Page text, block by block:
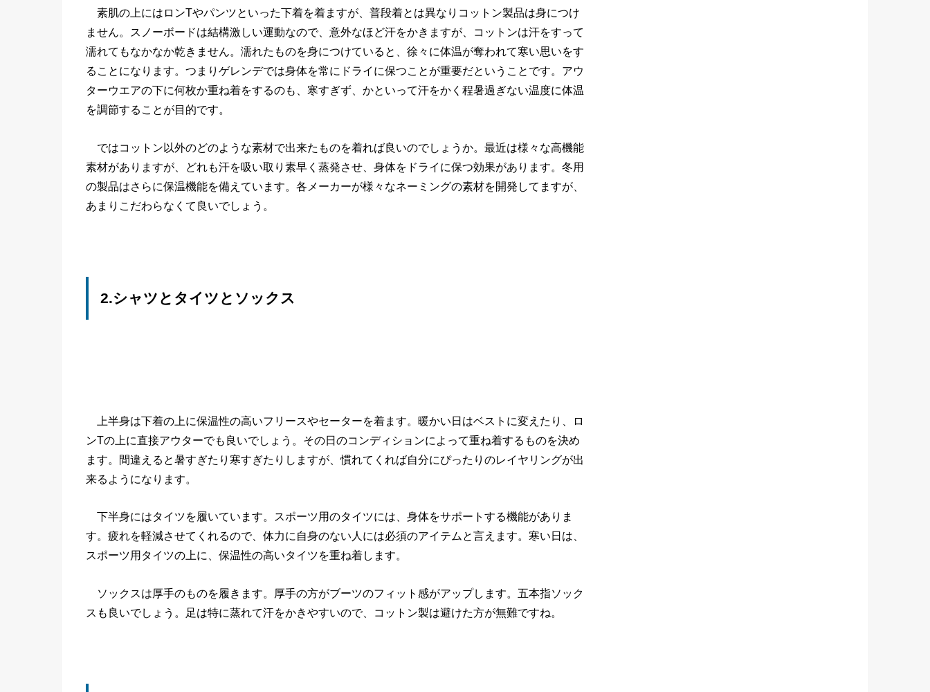
素肌の上にはロンTやパンツといった下着を着ますが、普段着とは異なりコットン製品は身につけ
ません。スノーボードは結構激しい運動なので、意外なほど汗をかきますが、コットンは汗をすって
濡れてもなかなか乾きません。濡れたものを身につけていると、徐々に体温が奪われて寒い思いをす
ることになります。つまりゲレンデでは身体を常にドライに保つことが重要だということです。アウ
ターウエアの下に何枚か重ね着をするのも、寒すぎず、かといって汗をかく程暑過ぎない温度に体温
を調節することが目的です。
ではコットン以外のどのような素材で出来たものを着れば良いのでしょうか。最近は様々な高機能
素材がありますが、どれも汗を吸い取り素早く蒸発させ、身体をドライに保つ効果があります。冬用
の製品はさらに保温機能を備えています。各メーカーが様々なネーミングの素材を開発してますが、
あまりこだわらなくて良いでしょう。
2.シャツとタイツとソックス
上半身は下着の上に保温性の高いフリースやセーターを着ます。暖かい日はベストに変えたり、ロ
ンTの上に直接アウターでも良いでしょう。その日のコンディションによって重ね着するものを決め
ます。間違えると暑すぎたり寒すぎたりしますが、慣れてくれば自分にぴったりのレイヤリングが出
来るようになります。
下半身にはタイツを履いています。スポーツ用のタイツには、身体をサポートする機能がありま
す。疲れを軽減させてくれるので、体力に自身のない人には必須のアイテムと言えます。寒い日は、
スポーツ用タイツの上に、保温性の高いタイツを重ね着します。
ソックスは厚手のものを履きます。厚手の方がブーツのフィット感がアップします。五本指ソック
スも良いでしょう。足は特に蒸れて汗をかきやすいので、コットン製は避けた方が無難ですね。